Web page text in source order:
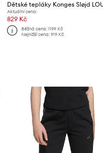
Aktuální cena:
829 Kč
Běžná cena: 1199 Kč
Nejnižší cena: 919 Kč